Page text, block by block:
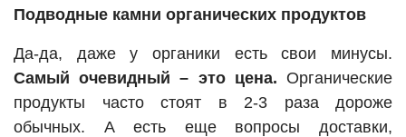
Подводные камни органических продуктов
Да-да, даже у органики есть свои минусы.
Самый очевидный – это цена. Органические
продукты часто стоят в 2-3 раза дороже
обычных. А есть еще вопросы доставки,